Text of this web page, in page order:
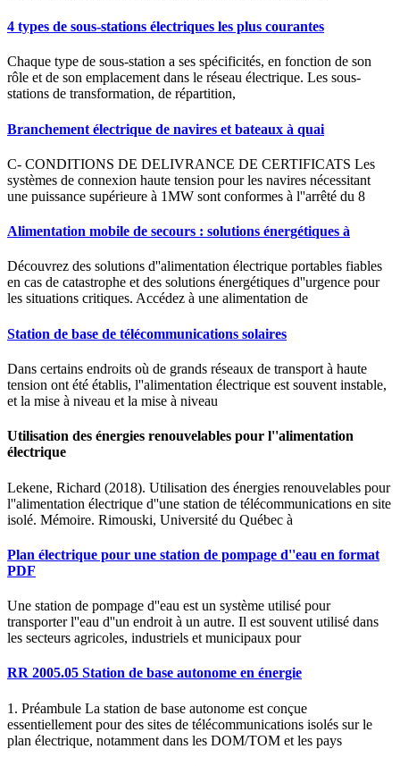
4 types de sous-stations électriques les plus courantes
Chaque type de sous-station a ses spécificités, en fonction de son
rôle et de son emplacement dans le réseau électrique. Les sous-
stations de transformation, de répartition,
Branchement électrique de navires et bateaux à quai
C- CONDITIONS DE DELIVRANCE DE CERTIFICATS Les
systèmes de connexion haute tension pour les navires nécessitant
une puissance supérieure à 1MW sont conformes à l''arrêté du 8
Alimentation mobile de secours : solutions énergétiques à
Découvrez des solutions d''alimentation électrique portables fiables
en cas de catastrophe et des solutions énergétiques d''urgence pour
les situations critiques. Accédez à une alimentation de
Station de base de télécommunications solaires
Dans certains endroits où de grands réseaux de transport à haute
tension ont été établis, l''alimentation électrique est souvent instable,
et la mise à niveau et la mise à niveau
Utilisation des énergies renouvelables pour l''alimentation
électrique
Lekene, Richard (2018). Utilisation des énergies renouvelables pour
l''alimentation électrique d''une station de télécommunications en site
isolé. Mémoire. Rimouski, Université du Québec à
Plan électrique pour une station de pompage d''eau en format
PDF
Une station de pompage d''eau est un système utilisé pour
transporter l''eau d''un endroit à un autre. Il est souvent utilisé dans
les secteurs agricoles, industriels et municipaux pour
RR 2005.05 Station de base autonome en énergie
1. Préambule La station de base autonome est conçue
essentiellement pour des sites de télécommunications isolés sur le
plan électrique, notamment dans les DOM/TOM et les pays